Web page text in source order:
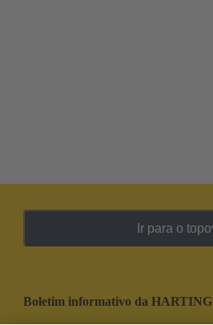
Ir para o topo
Boletim informativo da HARTING